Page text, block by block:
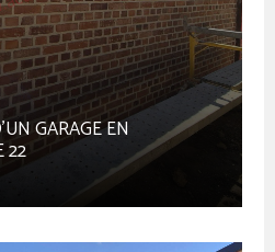
GARAGE EN
22